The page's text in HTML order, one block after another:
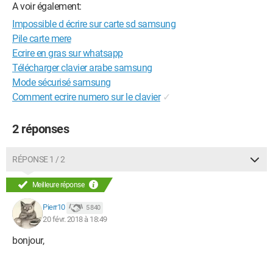
A voir également:
Impossible d écrire sur carte sd samsung
Pile carte mere
Ecrire en gras sur whatsapp
Télécharger clavier arabe samsung
Mode sécurisé samsung
Comment ecrire numero sur le clavier ✓
2 réponses
RÉPONSE 1 / 2
Meilleure réponse
Pierr10 5 840
20 févr. 2018 à 18:49
bonjour,